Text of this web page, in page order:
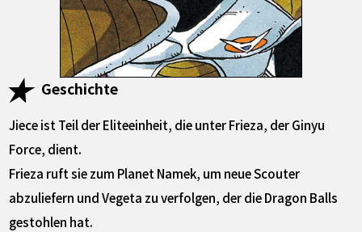
Geschichte
Jiece ist Teil der Eliteeinheit, die unter Frieza, der Ginyu
Force, dient.
Frieza ruft sie zum Planet Namek, um neue Scouter
abzuliefern und Vegeta zu verfolgen, der die Dragon Balls
gestohlen hat.